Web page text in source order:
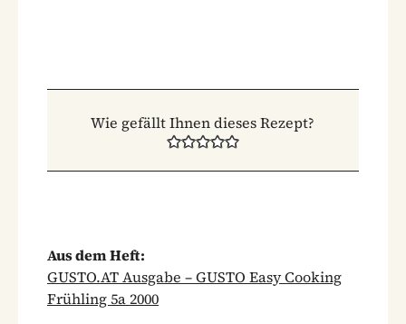
Wie gefällt Ihnen dieses Rezept?
Aus dem Heft:
GUSTO.AT Ausgabe – GUSTO Easy Cooking
Frühling 5a 2000